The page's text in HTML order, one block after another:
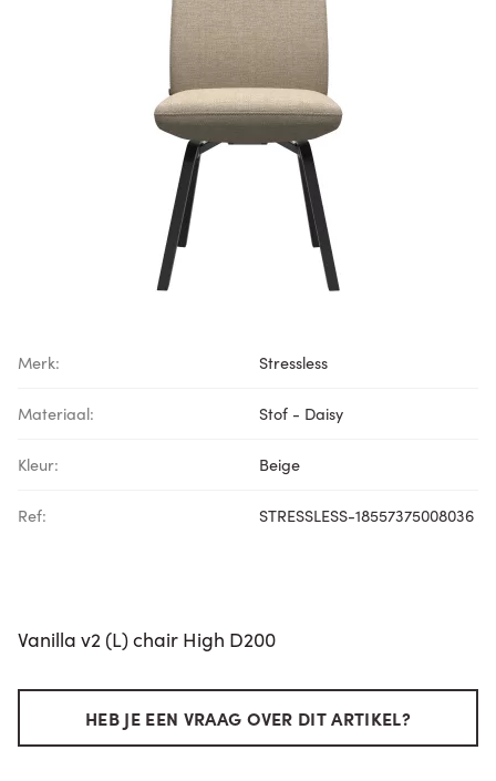
Merk: Stressless
Materiaal: Stof - Daisy
Kleur: Beige
Ref: STRESSLESS-18557375008036
Vanilla v2 (L) chair High D200
HEB JE EEN VRAAG OVER DIT ARTIKEL?